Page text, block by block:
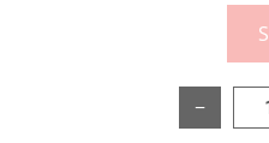
S
−